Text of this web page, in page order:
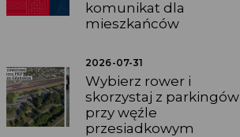
komunikat dla
mieszkańców
2026-07-31
Wybierz rower i
skorzystaj z parkingów
przy węźle
przesiadkowym